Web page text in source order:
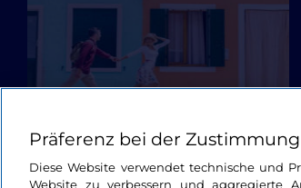
Präferenz bei der
Diese Website verwendet technische und
Website zu verbessern und aggregierte